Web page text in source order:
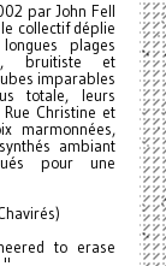
par John Fell
collectif déplie
plages
bruitiste et
imparables
totale, leurs
Christine et
marmonnées,
ambiant
pour une
to erase